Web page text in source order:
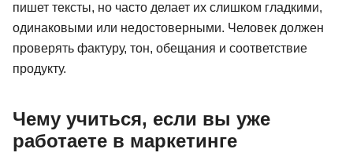
пишет тексты, но часто делает их слишком гладкими,
одинаковыми или недостоверными. Человек должен
проверять фактуру, тон, обещания и соответствие
продукту.
Чему учиться, если вы уже
работаете в маркетинге